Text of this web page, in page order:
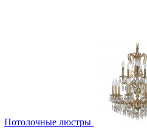
Потолочные люстры